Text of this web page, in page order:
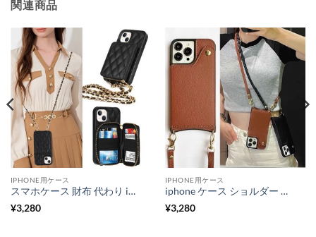
関連商品
IPHONE用ケース
スマホケース 財布 代わり iphone13/12 ケース カード 収納 分離式 iphone ケース 小銭 入れ 多機能
¥3,280
IPHONE用ケース
iphone ケース ショルダー 韓国 iphone14/14plus ケース ミラー 付き ic カード アイフォン13pro/13promax/12 カバー 子育て ママ スマホケース
¥3,280